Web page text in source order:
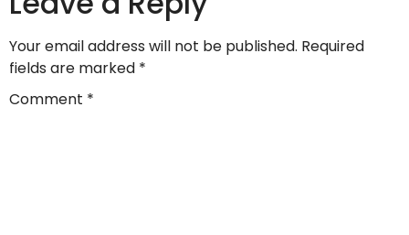
Your email address will not be published. Required
fields are marked *
Comment *